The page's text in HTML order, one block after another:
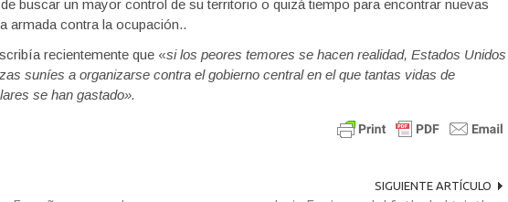
buscar un mayor control de su territorio o quizá tiempo para encontrar nuevas
armada contra la ocupación..
recientemente que «si los peores temores se hacen realidad, Estados Unidos
suníes a organizarse contra el gobierno central en el que tantas vidas de
se han gastado».
SIGUIENTE ARTÍCULO